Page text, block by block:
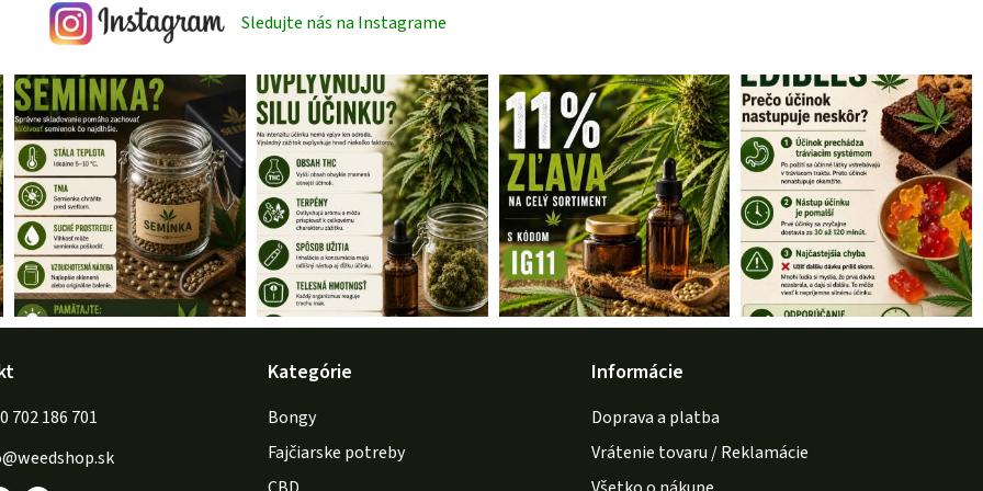
Sledujte nás na Instagrame
@weedshop.sk
702 186 701
Kategórie
Bongy
Fajčiarske potreby
Informácie
Doprava a platba
Vrátenie tovaru / Reklamácie